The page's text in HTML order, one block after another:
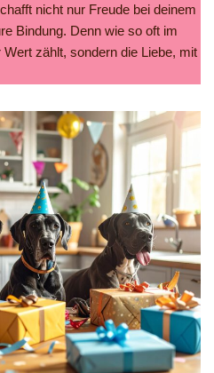
nicht nur Freude bei deinem
Bindung. Denn wie so oft im
zählt, sondern die Liebe, mit